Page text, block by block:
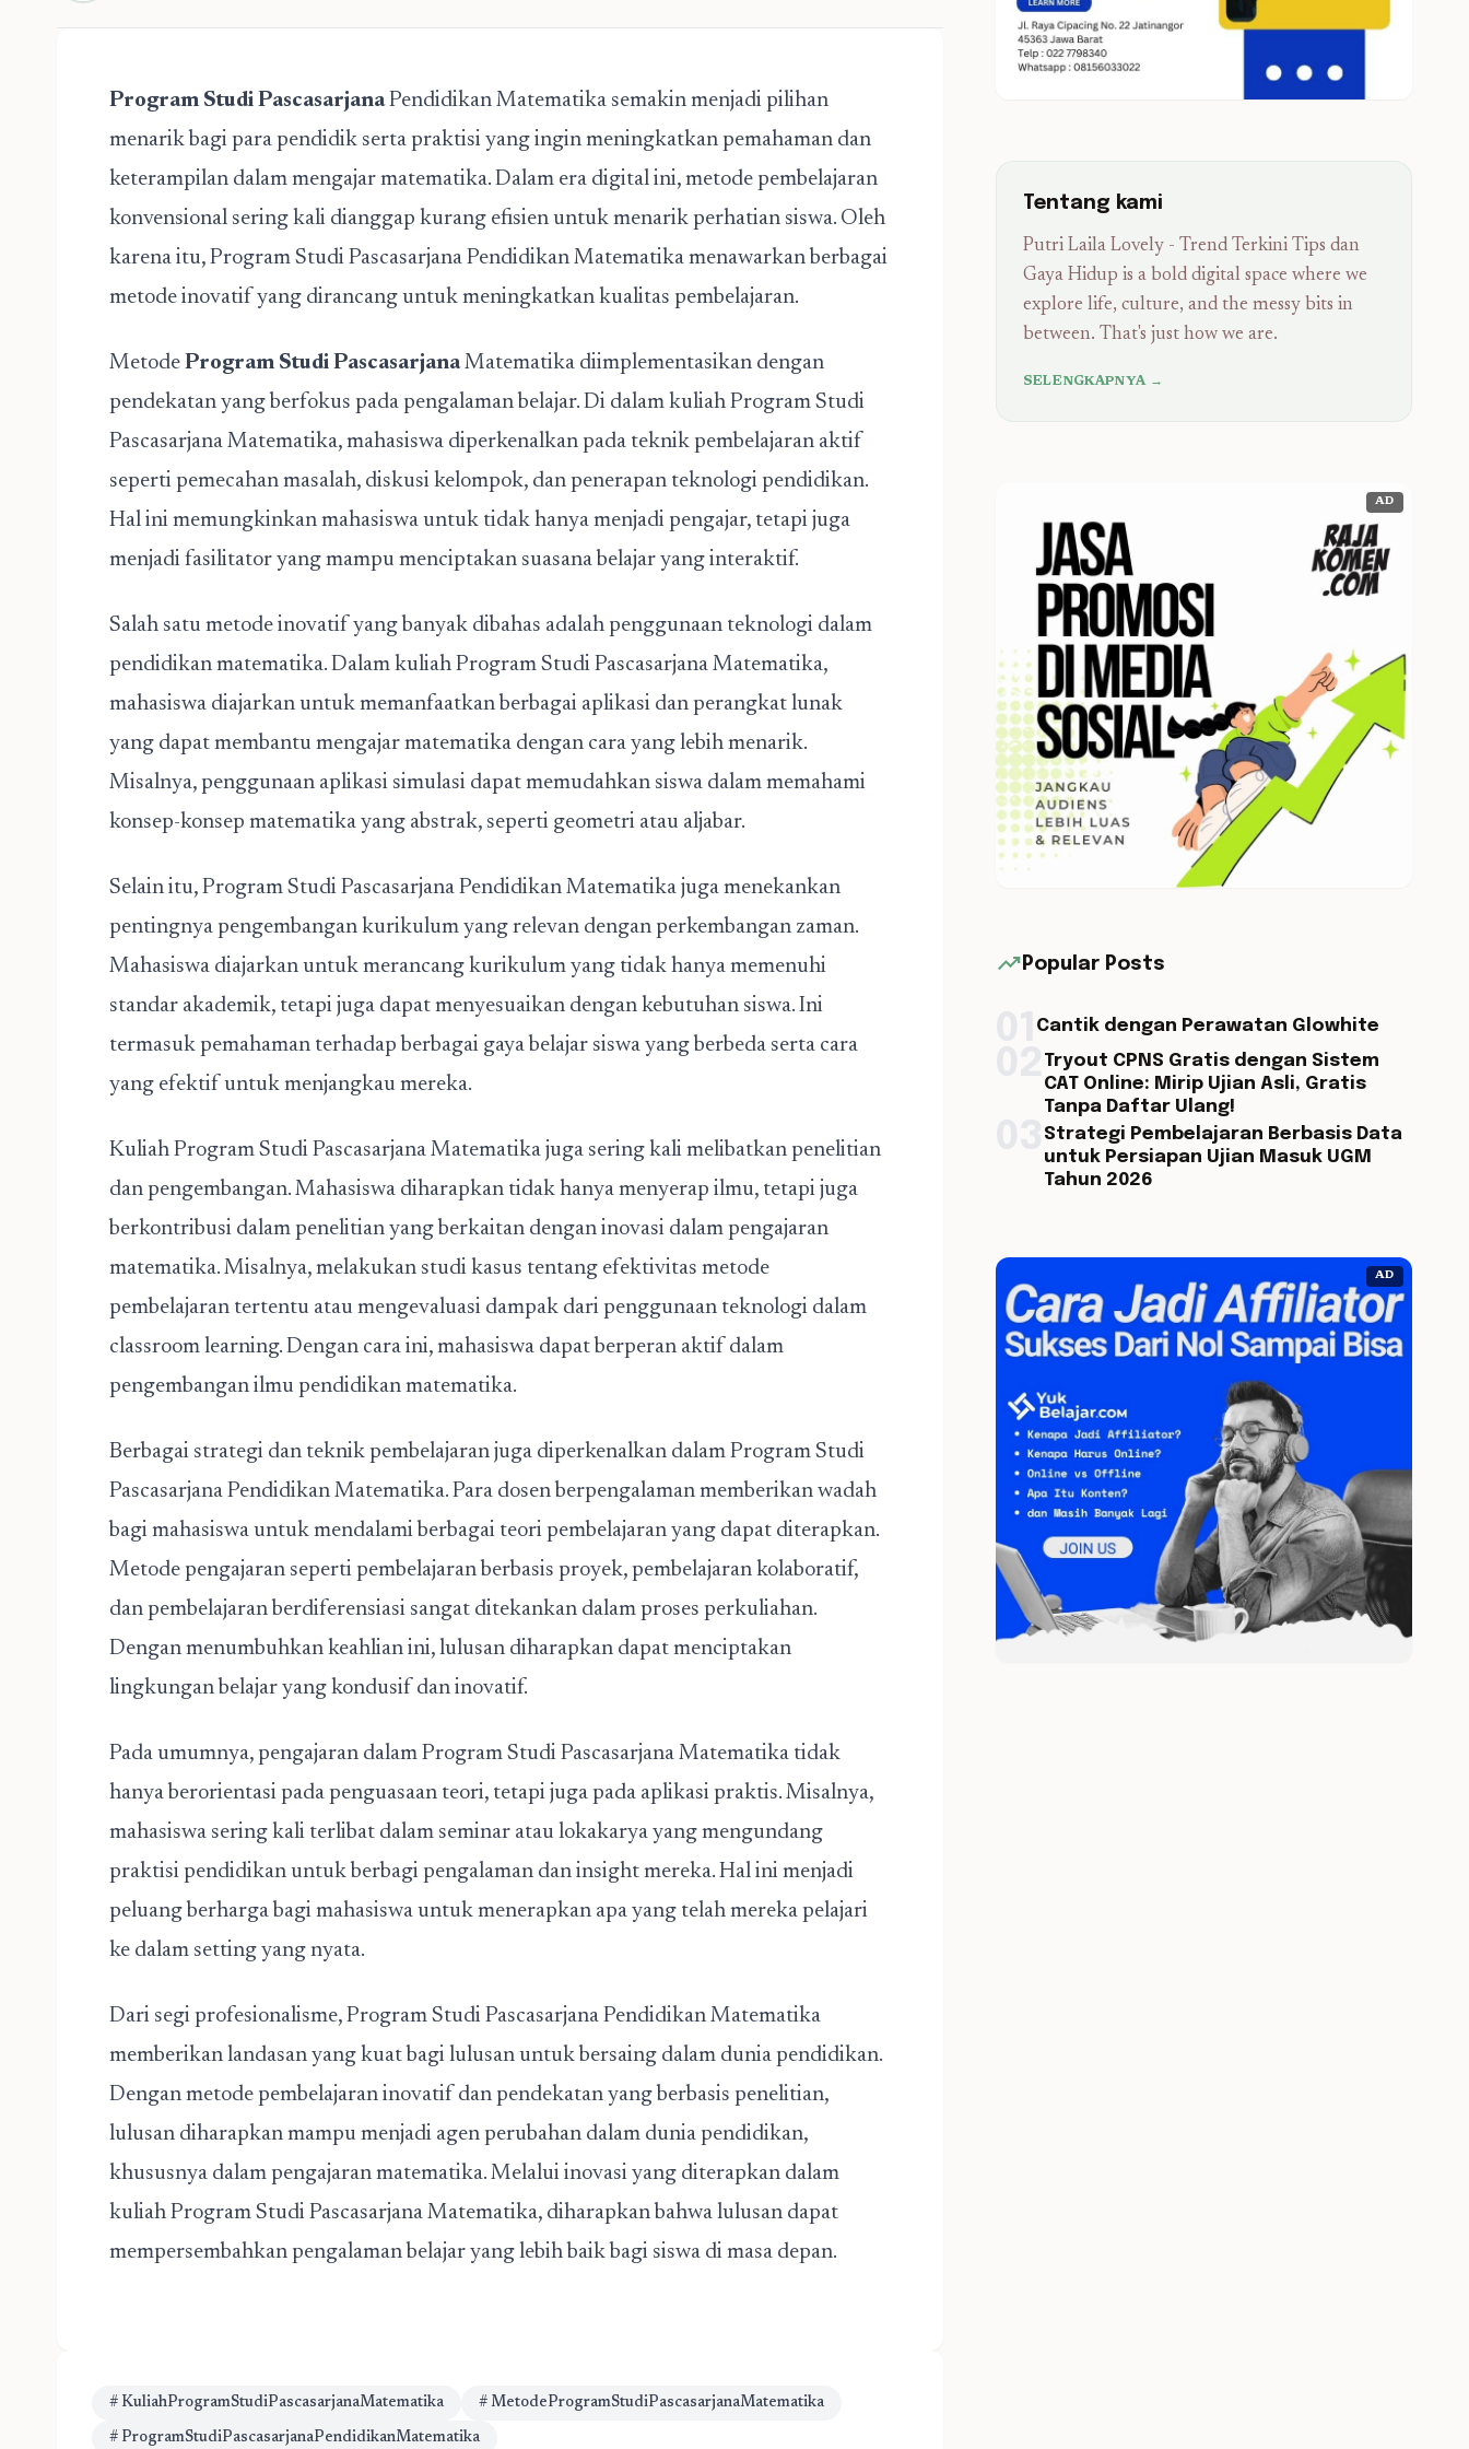
Program Studi PascasarjanaPendidikan Matematika semakin menjadi pilihan
menarik bagi para pendidik serta praktisi yang ingin meningkatkan pemahaman dan
keterampilan dalam mengajar matematika. Dalam era digital ini, metode pembelajaran
konvensional sering kali dianggap kurang efisien untuk menarik perhatian siswa. Oleh
karena itu, Program Studi Pascasarjana Pendidikan Matematika menawarkan berbagai
metode inovatif yang dirancang untuk meningkatkan kualitas pembelajaran.
Metode Program Studi PascasarjanaMatematika diimplementasikan dengan
pendekatan yang berfokus pada pengalaman belajar. Di dalam kuliah Program Studi
Pascasarjana Matematika, mahasiswa diperkenalkan pada teknik pembelajaran aktif
seperti pemecahan masalah, diskusi kelompok, dan penerapan teknologi pendidikan.
Hal ini memungkinkan mahasiswa untuk tidak hanya menjadi pengajar, tetapi juga
menjadi fasilitator yang mampu menciptakan suasana belajar yang interaktif.
Salah satu metode inovatif yang banyak dibahas adalah penggunaan teknologi dalam
pendidikan matematika. Dalam kuliah Program Studi Pascasarjana Matematika,
mahasiswa diajarkan untuk memanfaatkan berbagai aplikasi dan perangkat lunak
yang dapat membantu mengajar matematika dengan cara yang lebih menarik.
Misalnya, penggunaan aplikasi simulasi dapat memudahkan siswa dalam memahami
konsep-konsep matematika yang abstrak, seperti geometri atau aljabar.
Selain itu, Program Studi Pascasarjana Pendidikan Matematika juga menekankan
pentingnya pengembangan kurikulum yang relevan dengan perkembangan zaman.
Mahasiswa diajarkan untuk merancang kurikulum yang tidak hanya memenuhi
standar akademik, tetapi juga dapat menyesuaikan dengan kebutuhan siswa. Ini
termasuk pemahaman terhadap berbagai gaya belajar siswa yang berbeda serta cara
yang efektif untuk menjangkau mereka.
Kuliah Program Studi Pascasarjana Matematika juga sering kali melibatkan penelitian
dan pengembangan. Mahasiswa diharapkan tidak hanya menyerap ilmu, tetapi juga
berkontribusi dalam penelitian yang berkaitan dengan inovasi dalam pengajaran
matematika. Misalnya, melakukan studi kasus tentang efektivitas metode
pembelajaran tertentu atau mengevaluasi dampak dari penggunaan teknologi dalam
classroom learning. Dengan cara ini, mahasiswa dapat berperan aktif dalam
pengembangan ilmu pendidikan matematika.
Berbagai strategi dan teknik pembelajaran juga diperkenalkan dalam Program Studi
Pascasarjana Pendidikan Matematika. Para dosen berpengalaman memberikan wadah
bagi mahasiswa untuk mendalami berbagai teori pembelajaran yang dapat diterapkan.
Metode pengajaran seperti pembelajaran berbasis proyek, pembelajaran kolaboratif,
dan pembelajaran berdiferensiasi sangat ditekankan dalam proses perkuliahan.
Dengan menumbuhkan keahlian ini, lulusan diharapkan dapat menciptakan
lingkungan belajar yang kondusif dan inovatif.
Pada umumnya, pengajaran dalam Program Studi Pascasarjana Matematika tidak
hanya berorientasi pada penguasaan teori, tetapi juga pada aplikasi praktis. Misalnya,
mahasiswa sering kali terlibat dalam seminar atau lokakarya yang mengundang
praktisi pendidikan untuk berbagi pengalaman dan insight mereka. Hal ini menjadi
peluang berharga bagi mahasiswa untuk menerapkan apa yang telah mereka pelajari
ke dalam setting yang nyata.
Dari segi profesionalisme, Program Studi Pascasarjana Pendidikan Matematika
memberikan landasan yang kuat bagi lulusan untuk bersaing dalam dunia pendidikan.
Dengan metode pembelajaran inovatif dan pendekatan yang berbasis penelitian,
lulusan diharapkan mampu menjadi agen perubahan dalam dunia pendidikan,
khususnya dalam pengajaran matematika. Melalui inovasi yang diterapkan dalam
kuliah Program Studi Pascasarjana Matematika, diharapkan bahwa lulusan dapat
mempersembahkan pengalaman belajar yang lebih baik bagi siswa di masa depan.
# KuliahProgramStudiPascasarjanaMatematika # MetodeProgramStudiPascasarjanaMatematika
# ProgramStudiPascasarjanaPendidikanMatematika
Tentang kami
Putri Laila Lovely - Trend Terkini Tips dan
Gaya Hidup is a bold digital space where we
explore life, culture, and the messy bits in
between. That's just how we are.
SELENGKAPNYA →
AD
trending_up Popular Posts
Cantik dengan Perawatan Glowhite
Tryout CPNS Gratis dengan Sistem
CAT Online: Mirip Ujian Asli, Gratis
Tanpa Daftar Ulang!
Strategi Pembelajaran Berbasis Data
untuk Persiapan Ujian Masuk UGM
Tahun 2026
AD